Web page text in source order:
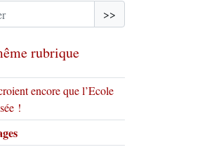
>>
rubrique
encore que l’Ecole
!